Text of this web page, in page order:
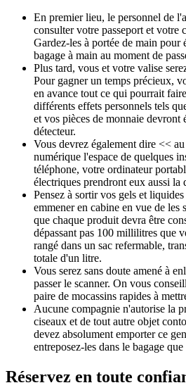
En premier lieu, le personnel de
consulter votre passeport et votre
Gardez-les à portée de main
bagage à main au moment de
Plus tard, vous et votre valise
Pour gagner un temps précieux,
en avance tout ce qui pourrait
différents effets personnels tels
et vos pièces de monnaie devront
détecteur.
Vous devrez également dire <<
numérique l'espace de quelques
téléphone, votre ordinateur
électriques prendront eux aussi la
Pensez à sortir vos gels et
emmener en cabine en vue de les
que chaque produit devra être
dépassant pas 100 millilitres que
rangé dans un sac refermable,
totale d'un litre.
Vous serez sans doute amené à
passer le scanner. On vous
paire de mocassins rapides à
Aucune compagnie n'autorise la
ciseaux et de tout autre objet
devez absolument emporter ce
entreposez-les dans le bagage
Réservez en toute